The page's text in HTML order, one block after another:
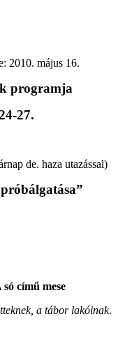
2010. május 16.
programja
27.
de. haza utazással)
című mese
a tábor lakóinak.